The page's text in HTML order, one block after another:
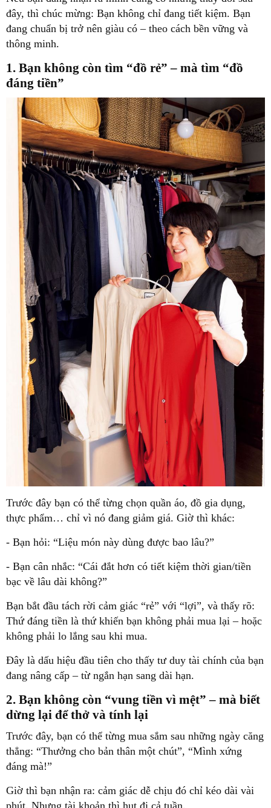
đây, thì chúc mừng: Bạn không chỉ đang tiết kiệm. Bạn
đang chuẩn bị trở nên giàu có – theo cách bền vững và
thông minh.
1. Bạn không còn tìm “đồ rẻ” – mà tìm “đồ
đáng tiền”
Trước đây bạn có thể từng chọn quần áo, đồ gia dụng,
thực phẩm… chỉ vì nó đang giảm giá. Giờ thì khác:
- Bạn hỏi: “Liệu món này dùng được bao lâu?”
- Bạn cân nhắc: “Cái đắt hơn có tiết kiệm thời gian/tiền
bạc về lâu dài không?”
Bạn bắt đầu tách rời cảm giác “rẻ” với “lợi”, và thấy rõ:
Thứ đáng tiền là thứ khiến bạn không phải mua lại – hoặc
không phải lo lắng sau khi mua.
Đây là dấu hiệu đầu tiên cho thấy tư duy tài chính của bạn
đang nâng cấp – từ ngắn hạn sang dài hạn.
2. Bạn không còn “vung tiền vì mệt” – mà biết
dừng lại để thở và tính lại
Trước đây, bạn có thể từng mua sắm sau những ngày căng
thẳng: “Thưởng cho bản thân một chút”, “Mình xứng
đáng mà!”
Giờ thì bạn nhận ra: cảm giác dễ chịu đó chỉ kéo dài vài